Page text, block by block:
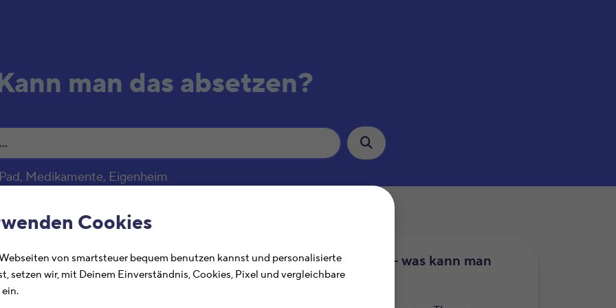
Cookies
von smartsteuer bequem benutzen kannst und personalisierte
setzen wir, mit Deinem Einverständnis, Cookies, Pixel und vergleichbare
man das absetzen?
Medikamente, Eigenheim
Steuererklärung – was kann man
absetzen?